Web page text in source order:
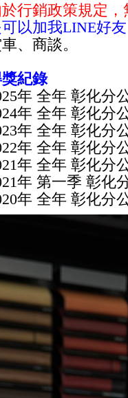
行銷政策規定
以加我LINE好
、商談。
紀錄
年 全年 彰化分
年 全年 彰化分
年 全年 彰化分
年 全年 彰化分
年 全年 彰化分
年 第一季 彰化
年 全年 彰化分